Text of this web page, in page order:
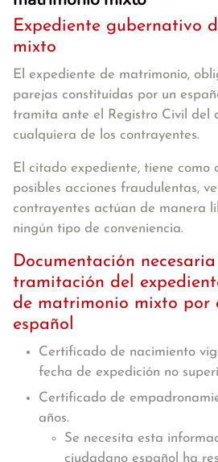
Expediente gubernativo
mixto
El expediente de matrimonio,
parejas constituidas por un
tramita ante el Registro Civil del
cualquiera de los contrayentes.
El citado expediente, tiene como
posibles acciones fraudulentas,
contrayentes actúan de manera
ningún tipo de conveniencia.
Documentación
tramitación del
de matrimonio mixto por
español
Certificado de nacimiento
fecha de expedición no
Certificado de
años.
Se necesita esta
ciudadano español ha